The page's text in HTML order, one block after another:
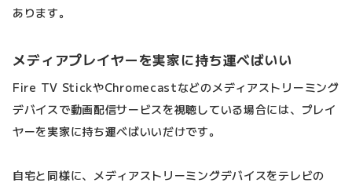
あります。
メディアプレイヤーを実家に持ち運べばいい
Fire TV StickやChromecastなどのメディアストリーミング
デバイスで動画配信サービスを視聴している場合には、プレイ
ヤーを実家に持ち運べばいいだけです。
自宅と同様に、メディアストリーミングデバイスをテレビの